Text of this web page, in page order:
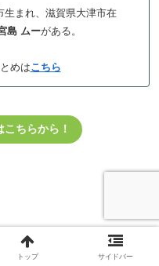
生まれ、滋賀県大津市在
島 ムーがある。
めはこちら
ちらから！
屋大賞受賞作品」の紹
トップ サイドバー